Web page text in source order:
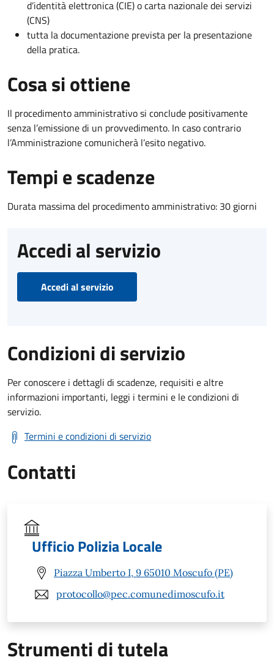
d’identità elettronica (CIE) o carta nazionale dei servizi
(CNS)
tutta la documentazione prevista per la presentazione
della pratica.
Cosa si ottiene
Il procedimento amministrativo si conclude positivamente
senza l’emissione di un provvedimento. In caso contrario
l’Amministrazione comunicherà l’esito negativo.
Tempi e scadenze
Durata massima del procedimento amministrativo: 30 giorni
Accedi al servizio
Accedi al servizio
Condizioni di servizio
Per conoscere i dettagli di scadenze, requisiti e altre
informazioni importanti, leggi i termini e le condizioni di
servizio.
Termini e condizioni di servizio
Contatti
Ufficio Polizia Locale
Piazza Umberto I, 9 65010 Moscufo (PE)
protocollo@pec.comunedimoscufo.it
Strumenti di tutela